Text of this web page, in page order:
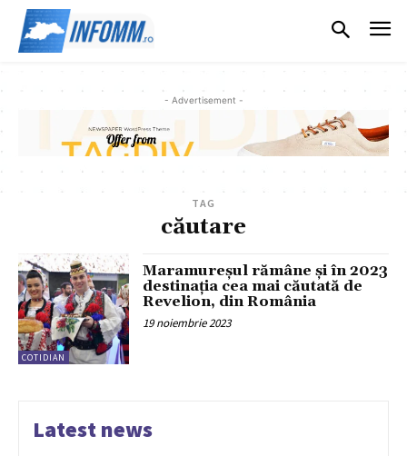
- Advertisement -
TAG
căutare
COTIDIAN
Maramureșul rămâne și în 2023
destinația cea mai căutată de
Revelion, din România
19 noiembrie 2023
Latest news